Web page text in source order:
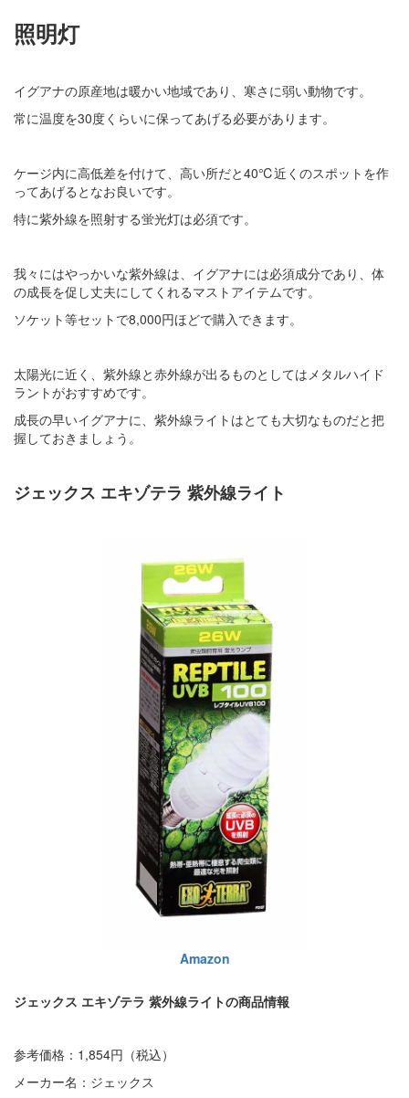
照明灯
イグアナの原産地は暖かい地域であり、寒さに弱い動物です。
常に温度を30度くらいに保ってあげる必要があります。
ケージ内に高低差を付けて、高い所だと40℃近くのスポットを作
ってあげるとなお良いです。
特に紫外線を照射する蛍光灯は必須です。
我々にはやっかいな紫外線は、イグアナには必須成分であり、体
の成長を促し丈夫にしてくれるマストアイテムです。
ソケット等セットで8,000円ほどで購入できます。
太陽光に近く、紫外線と赤外線が出るものとしてはメタルハイド
ラントがおすすめです。
成長の早いイグアナに、紫外線ライトはとても大切なものだと把
握しておきましょう。
ジェックス エキゾテラ 紫外線ライト
Amazon
ジェックス エキゾテラ 紫外線ライトの商品情報
参考価格：1,854円（税込）
メーカー名：ジェックス